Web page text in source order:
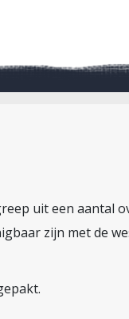
uit een aantal
zijn met de